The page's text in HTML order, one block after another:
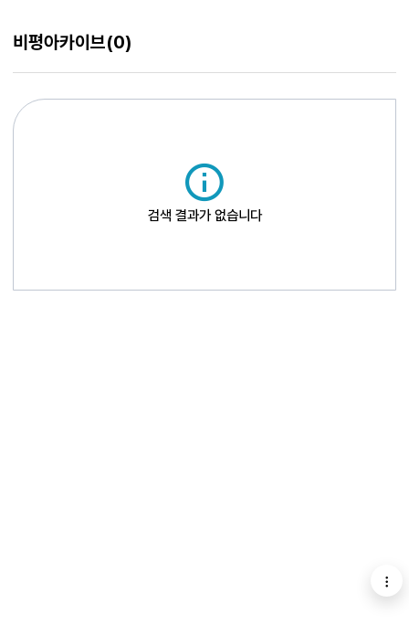
비평아카이브(0)
검색 결과가 없습니다